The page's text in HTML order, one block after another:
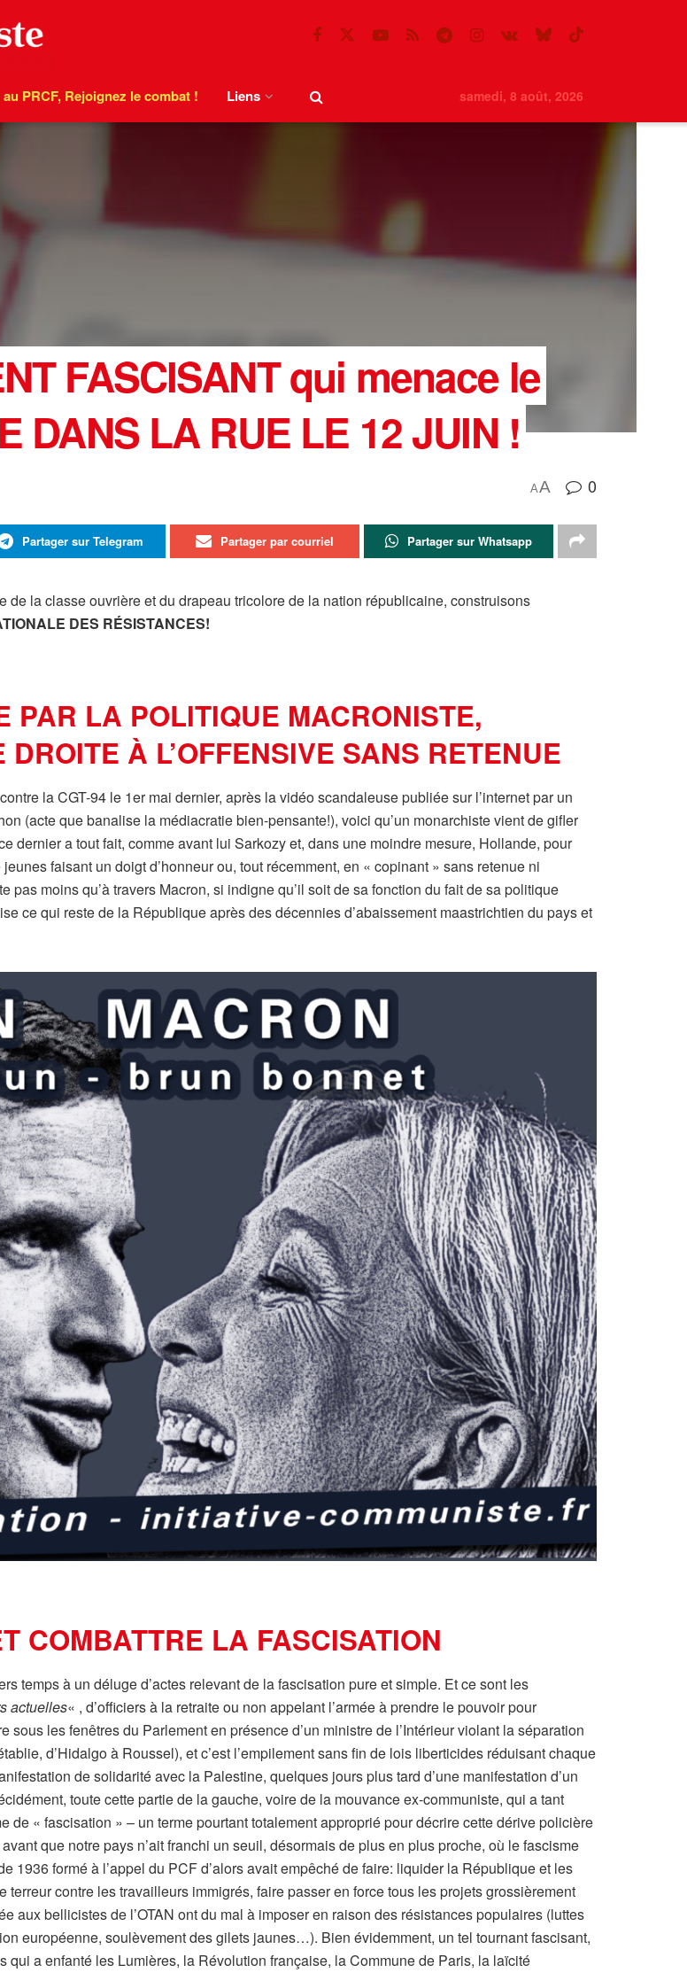
PRCF, Rejoignez le combat ! Liens samedi, 8 août, 2026
FASCISANT qui menace le
DANS LA RUE LE 12 JUIN !
AA 0
Partager sur Telegram Partager par courriel Partager sur Whatsapp
de la classe ouvrière et du drapeau tricolore de la nation républicaine, construisons
DES RÉSISTANCES!
PAR LA POLITIQUE MACRONISTE,
DROITE À L’OFFENSIVE SANS RETENUE
la CGT-94 le 1er mai dernier, après la vidéo scandaleuse publiée sur l’internet par un
(acte que banalise la médiacratie bien-pensante!), voici qu’un monarchiste vient de gifler
dernier a tout fait, comme avant lui Sarkozy et, dans une moindre mesure, Hollande, pour
faisant un doigt d’honneur ou, tout récemment, en « copinant » sans retenue ni
moins qu’à travers Macron, si indigne qu’il soit de sa fonction du fait de sa politique
ce qui reste de la République après des décennies d’abaissement maastrichtien du pays et
COMBATTRE LA FASCISATION
temps à un déluge d’actes relevant de la fascisation pure et simple. Et ce sont les
actuelles« , d’officiers à la retraite ou non appelant l’armée à prendre le pouvoir pour
sous les fenêtres du Parlement en présence d’un ministre de l’Intérieur violant la séparation
d’Hidalgo à Roussel), et c’est l’empilement sans fin de lois liberticides réduisant chaque
de solidarité avec la Palestine, quelques jours plus tard d’une manifestation d’un
toute cette partie de la gauche, voire de la mouvance ex-communiste, qui a tant
de « fascisation » – un terme pourtant totalement approprié pour décrire cette dérive policière
que notre pays n’ait franchi un seuil, désormais de plus en plus proche, où le fascisme
1936 formé à l’appel du PCF d’alors avait empêché de faire: liquider la République et les
contre les travailleurs immigrés, faire passer en force tous les projets grossièrement
aux bellicistes de l’OTAN ont du mal à imposer en raison des résistances populaires (luttes
européenne, soulèvement des gilets jaunes…). Bien évidemment, un tel tournant fascisant,
a enfanté les Lumières, la Révolution française, la Commune de Paris, la laïcité